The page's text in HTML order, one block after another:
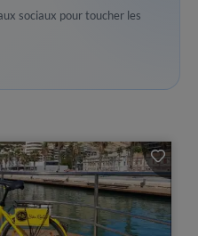
sociaux pour toucher les